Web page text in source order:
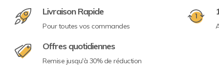
Livraison Rapide
Pour toutes vos commandes
Offres quotidiennes
Remise jusqu'à 30% de réduction